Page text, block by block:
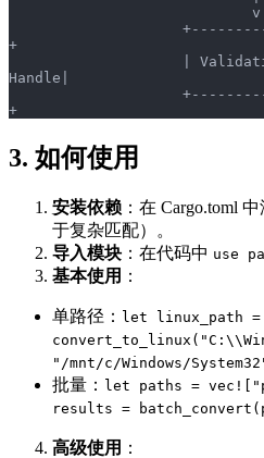
+
Handle|
+
3. 如何使用
安装依赖 ：在 Cargo.toml
于复杂匹配）。
导入模块 ：在代码中 use
基本使用 ：
单路径： let linux_path =
"/mnt/c/Windows/
批量： let paths =
results =
高级使用 ：